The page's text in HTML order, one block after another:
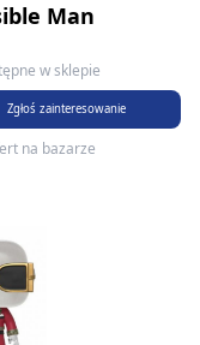
Man
w sklepie
Zgłoś zainteresowanie
na bazarze